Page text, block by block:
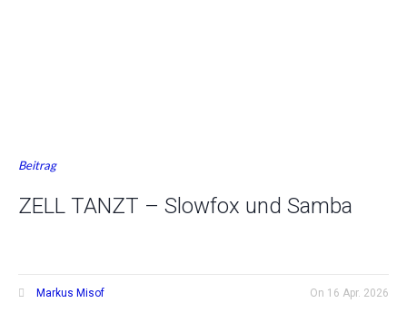
Beitrag
ZELL TANZT – Slowfox und Samba
On 16 Apr. 2026
Markus Misof